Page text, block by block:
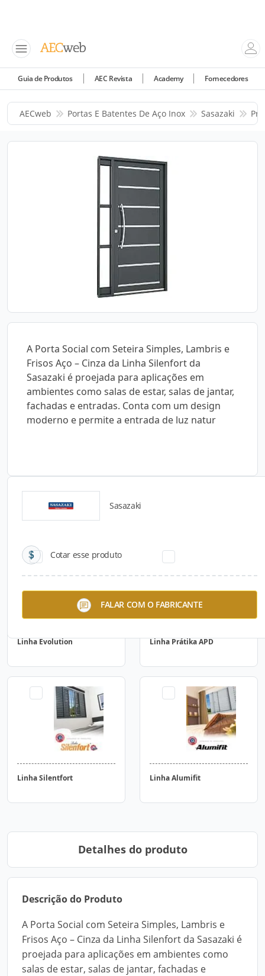
Guia de Produtos AEC Revista Academy Fornecedores
AECweb Portas E Batentes De Aço Inox Sasazaki
A Porta Social com Seteira Simples, Lambris e
Frisos Aço – Cinza da Linha Silenfort da
Sasazaki é proejada para aplicações em
ambientes como salas de estar, salas de jantar,
fachadas e entradas. Conta com um design
moderno e permite a entrada de luz natur
Sasazaki
Cotar esse produto
FALAR COM O FABRICANTE
Catálogos para Download
Linha Evolution Linha Prátika APD
Linha Silentfort Linha Alumifit
Detalhes do produto
Descrição do Produto
A Porta Social com Seteira Simples, Lambris e
Frisos Aço – Cinza da Linha Silenfort da Sasazaki é
proejada para aplicações em ambientes como
salas de estar, salas de jantar, fachadas e